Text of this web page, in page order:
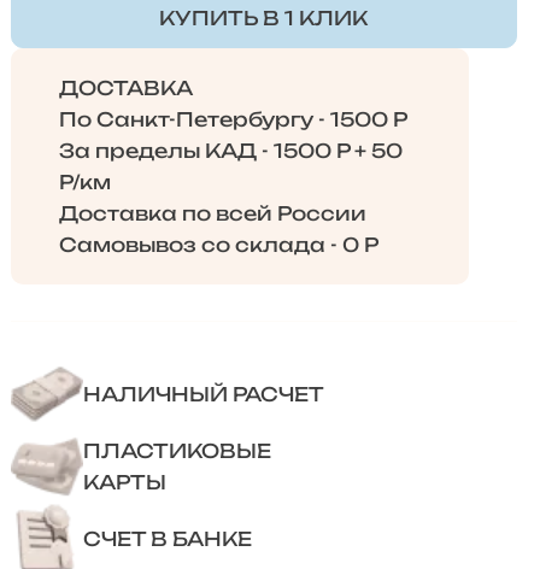
КУПИТЬ В 1 КЛИК
ДОСТАВКА
По Санкт-Петербургу - 1500 Р
За пределы КАД - 1500 Р + 50
Р/км
Доставка по всей России
Самовывоз со склада - 0 Р
НАЛИЧНЫЙ РАСЧЕТ
ПЛАСТИКОВЫЕ
КАРТЫ
СЧЕТ В БАНКЕ